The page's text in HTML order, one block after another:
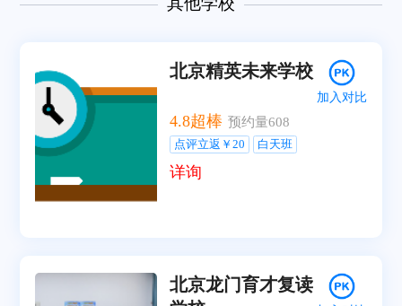
北京精英未来学校
加入对比
4.8超棒 预约量608
点评立返￥20 白天班
详询
北京龙门育才复读